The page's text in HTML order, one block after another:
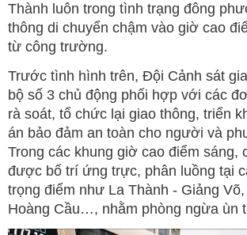
Thành luôn trong tình trạng đông
thông di chuyển chậm vào giờ cao
từ công trường.
Trước tình hình trên, Đội Cảnh sát
bộ số 3 chủ động phối hợp với các
rà soát, tổ chức lại giao thông, triển
án bảo đảm an toàn cho người và
Trong các khung giờ cao điểm sáng,
được bố trí ứng trực, phân luồng tại
trọng điểm như La Thành - Giảng
Hoàng Cầu…, nhằm phòng ngừa ùn